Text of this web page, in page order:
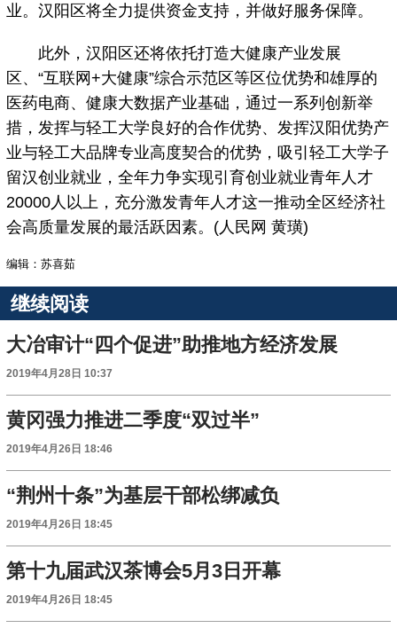
业。汉阳区将全力提供资金支持，并做好服务保障。
此外，汉阳区还将依托打造大健康产业发展
区、“互联网+大健康”综合示范区等区位优势和雄厚的
医药电商、健康大数据产业基础，通过一系列创新举
措，发挥与轻工大学良好的合作优势、发挥汉阳优势产
业与轻工大品牌专业高度契合的优势，吸引轻工大学子
留汉创业就业，全年力争实现引育创业就业青年人才
20000人以上，充分激发青年人才这一推动全区经济社
会高质量发展的最活跃因素。(人民网 黄璜)
编辑：苏喜茹
继续阅读
大冶审计“四个促进”助推地方经济发展
2019年4月28日 10:37
黄冈强力推进二季度“双过半”
2019年4月26日 18:46
“荆州十条”为基层干部松绑减负
2019年4月26日 18:45
第十九届武汉茶博会5月3日开幕
2019年4月26日 18:45